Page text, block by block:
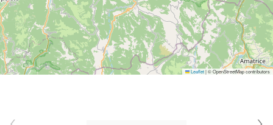
Leaflet|© OpenStreetMap contributors